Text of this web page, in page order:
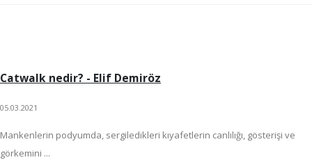
Catwalk nedir? - Elif Demiröz
05.03.2021
Mankenlerin podyumda, sergiledikleri kıyafetlerin canlılığı, gösterişi ve
görkemini ...